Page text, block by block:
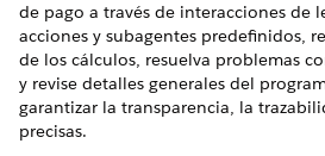
de pago a través de interacciones de
acciones y subagentes predefinidos,
de los cálculos, resuelva problemas
y revise detalles generales del
garantizar la transparencia, la
precisas.